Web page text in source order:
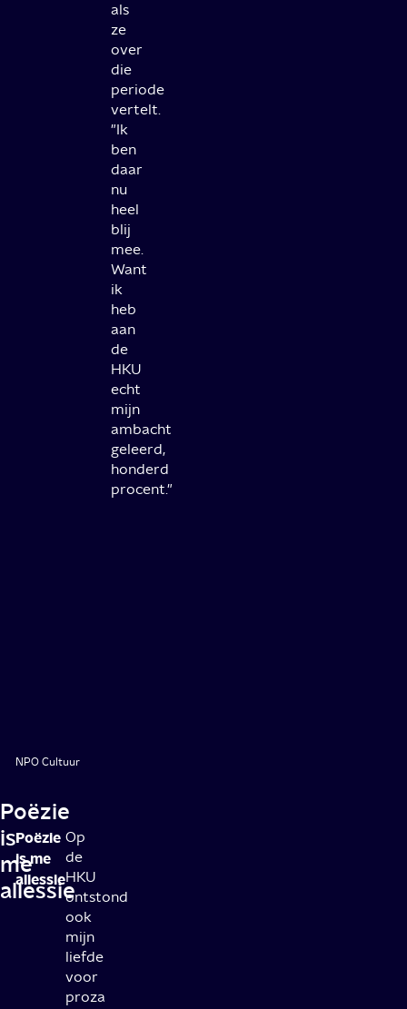
als
ze
over
die
periode
vertelt.
"Ik
ben
daar
nu
heel
blij
mee.
Want
ik
heb
aan
de
HKU
echt
mijn
ambacht
geleerd,
honderd
procent."
NPO Cultuur
Poëzie
is
me
allessie
Poëzie
is me
allessie
Op
de
HKU
ontstond
ook
mijn
liefde
voor
proza